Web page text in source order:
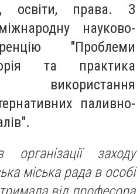
освіти, права. З
науково-
"Проблеми
та практика
використання
паливно-
заходу
міська рада в особі